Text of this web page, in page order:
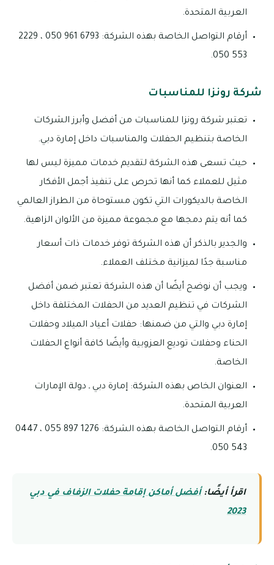
العربية المتحدة.
أرقام التواصل الخاصة بهذه الشركة: 6793 961 050 ، 2229
553 050.
شركة رونزا للمناسبات
تعتبر شركة رونزا للمناسبات من أفضل وأبرز الشركات
الخاصة بتنظيم الحفلات والمناسبات داخل إمارة دبي.
حيث تسعى هذه الشركة لتقديم خدمات مميزة ليس لها
مثيل للعملاء كما أنها تحرص على تنفيذ أجمل الأفكار
الخاصة بالديكورات التي تكون مستوحاة من الطراز العالمي
كما أنه يتم دمجها مع مجموعة مميزة من الألوان الزاهية.
والجدير بالذكر أن هذه الشركة توفر خدمات ذات أسعار
مناسبة جدًا لميزانية مختلف العملاء.
ويجب أن نوضح أيضًا أن هذه الشركة تعتبر ضمن أفضل
الشركات في تنظيم العديد من الحفلات المختلفة داخل
إمارة دبي والتي من ضمنها: حفلات أعياد الميلاد وحفلات
الحناء وحفلات توديع العزوبية وأيضًا كافة أنواع الحفلات
الخاصة.
العنوان الخاص بهذه الشركة: إمارة دبي ـ دولة الإمارات
العربية المتحدة.
أرقام التواصل الخاصة بهذه الشركة: 1276 897 055 ، 0447
543 050.
اقرأ أيضًا:أفضل أماكن إقامة حفلات الزفاف في دبي
2023